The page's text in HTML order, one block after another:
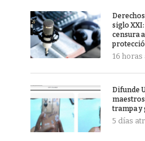
siglo
censura
16 horas
Difunde
maestros
trampa y
5 días